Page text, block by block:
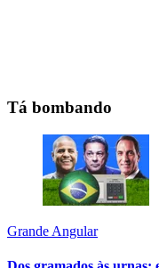
Tá bombando
Grande Angular